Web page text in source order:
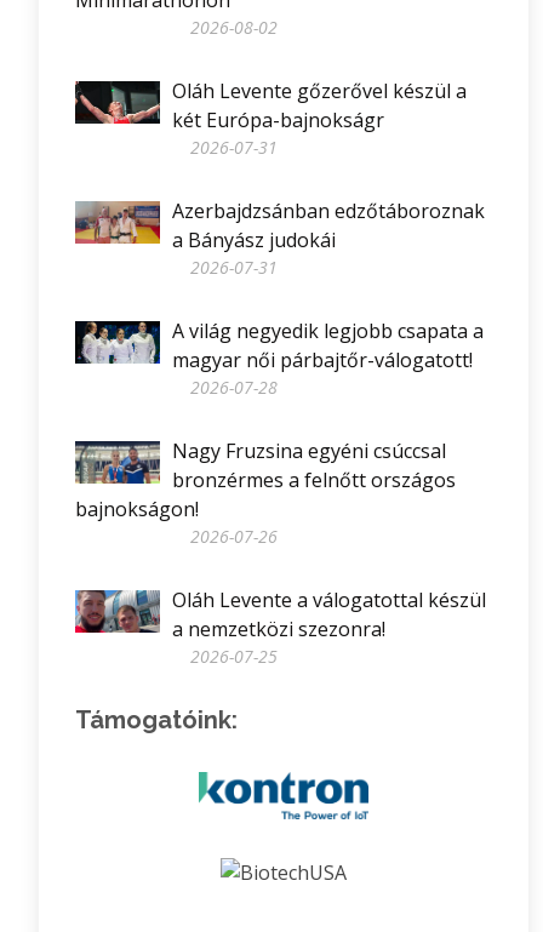
2026-08-02
Oláh Levente gőzerővel készül a
két Európa-bajnokságr
2026-07-31
Azerbajdzsánban edzőtáboroznak
a Bányász judokái
2026-07-31
A világ negyedik legjobb csapata a
magyar női párbajtőr-válogatott!
2026-07-28
Nagy Fruzsina egyéni csúccsal
bronzérmes a felnőtt országos
bajnokságon!
2026-07-26
Oláh Levente a válogatottal készül
a nemzetközi szezonra!
2026-07-25
Támogatóink: